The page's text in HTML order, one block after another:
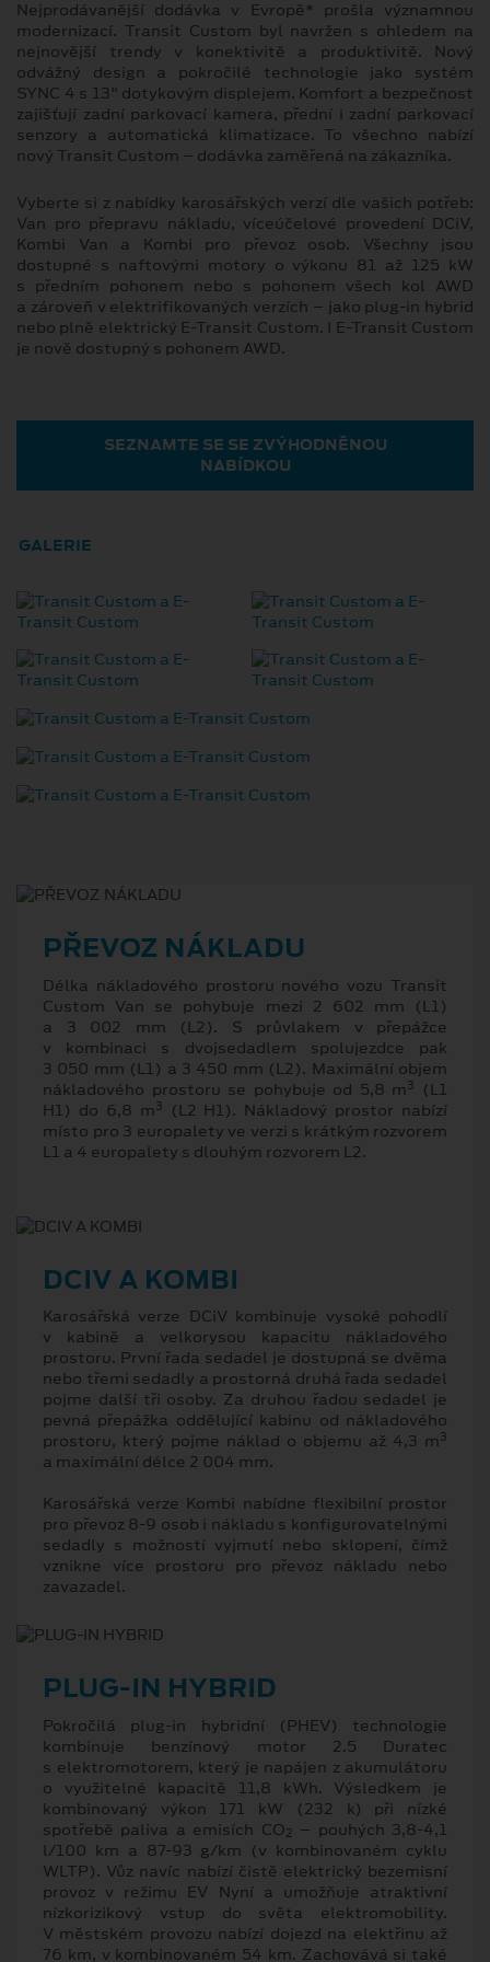
Nejprodávanější dodávka v Evropě* prošla významnou
modernizací. Transit Custom byl navržen s ohledem na
nejnovější trendy v konektivitě a produktivitě. Nový
odvážný design a pokročilé technologie jako systém
SYNC 4 s 13" dotykovým displejem. Komfort a bezpečnost
zajišťují zadní parkovací kamera, přední i zadní parkovací
senzory a automatická klimatizace. To všechno nabízí
nový Transit Custom – dodávka zaměřená na zákazníka.
Vyberte si z nabídky karosářských verzí dle vašich potřeb:
Van pro přepravu nákladu, víceúčelové provedení DCiV,
Kombi Van a Kombi pro převoz osob. Všechny jsou
dostupné s naftovými motory o výkonu 81 až 125 kW
s předním pohonem nebo s pohonem všech kol AWD
a zároveň v elektrifikovaných verzích – jako plug-in hybrid
nebo plně elektrický E⁠⁠-⁠⁠Transit Custom. I E-Transit Custom
je nově dostupný s pohonem AWD.
SEZNAMTE SE SE ZVÝHODNĚNOU
NABÍDKOU
GALERIE
PŘEVOZ NÁKLADU
Délka nákladového prostoru nového vozu Transit
Custom Van se pohybuje mezi 2 602 mm (L1)
a 3 002 mm (L2). S průvlakem v přepážce
v kombinaci s dvojsedadlem spolujezdce pak
3 050 mm (L1) a 3 450 mm (L2). Maximální objem
nákladového prostoru se pohybuje od 5,8 m3
(L1
H1) do 6,8 m3
(L2 H1). Nákladový prostor nabízí
místo pro 3 europalety ve verzi s krátkým rozvorem
L1 a 4 europalety s dlouhým rozvorem L2.
DCIV A KOMBI
Karosářská verze DCiV kombinuje vysoké pohodlí
v kabině a velkorysou kapacitu nákladového
prostoru. První řada sedadel je dostupná se dvěma
nebo třemi sedadly a prostorná druhá řada sedadel
pojme další tři osoby. Za druhou řadou sedadel je
pevná přepážka oddělující kabinu od nákladového
prostoru, který pojme náklad o objemu až 4,3 m3
a maximální délce 2 004 mm.
Karosářská verze Kombi nabídne flexibilní prostor
pro převoz 8-9 osob i nákladu s konfigurovatelnými
sedadly s možností vyjmutí nebo sklopení, čímž
vznikne více prostoru pro převoz nákladu nebo
zavazadel.
PLUG-IN HYBRID
Pokročilá plug-in hybridní (PHEV) technologie
kombinuje benzínový motor 2.5 Duratec
s elektromotorem, který je napájen z akumulátoru
o využitelné kapacitě 11,8 kWh. Výsledkem je
kombinovaný výkon 171 kW (232 k) při nízké
spotřebě paliva a emisích CO2 – pouhých 3,8-4,1
l/100 km a 87-93 g/km (v kombinovaném cyklu
WLTP). Vůz navíc nabízí čistě elektrický bezemisní
provoz v režimu EV Nyní a umožňuje atraktivní
nízkorizikový vstup do světa elektromobility.
V městském provozu nabízí dojezd na elektřinu až
76 km, v kombinovaném 54 km. Zachovává si také